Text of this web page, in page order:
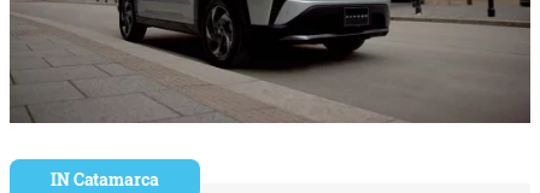
IN Catamarca